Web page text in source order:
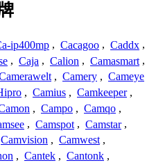
ip400mp , Cacagoo , Caddx ,
, Caja , Calion , Camasmart ,
, Camery , Cameye
, Camius , Camkeeper ,
, Campo , Camqo ,
, Camspot , Camstar ,
Camvision , Camwest ,
, Cantek , Cantonk ,